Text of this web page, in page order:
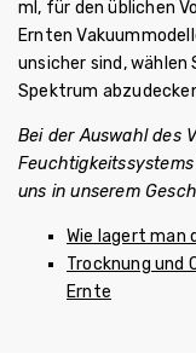
ml, für den üblichen
Ernten
unsicher sind,
Spektrum
Bei der Auswahl des
uns in unserem
Wie lagert man
Trocknung und
Ernte